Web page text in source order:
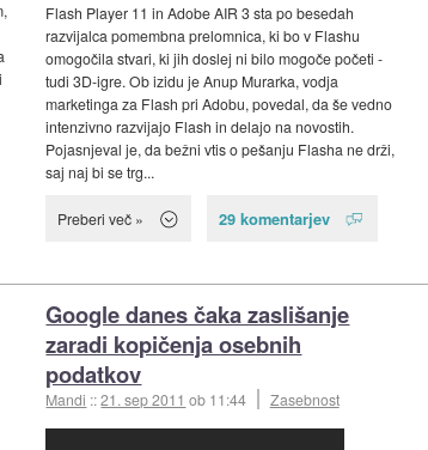
Flash Player 11 in Adobe AIR 3 sta po besedah
razvijalca pomembna prelomnica, ki bo v Flashu
omogočila stvari, ki jih doslej ni bilo mogoče početi -
tudi 3D-igre. Ob izidu je Anup Murarka, vodja
marketinga za Flash pri Adobu, povedal, da še vedno
intenzivno razvijajo Flash in delajo na novostih.
Pojasnjeval je, da bežni vtis o pešanju Flasha ne drži,
saj naj bi se trg...
Preberi več » 29 komentarjev
Google danes čaka zaslišanje
zaradi kopičenja osebnih
podatkov
Mandi ::21. sep 2011 ob 11:44 Zasebnost